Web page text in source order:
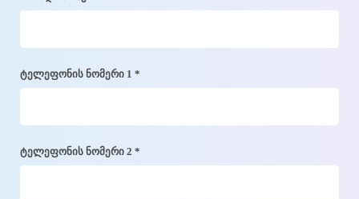
ტელეფონის ნომერი 1 *
ტელეფონის ნომერი 2 *